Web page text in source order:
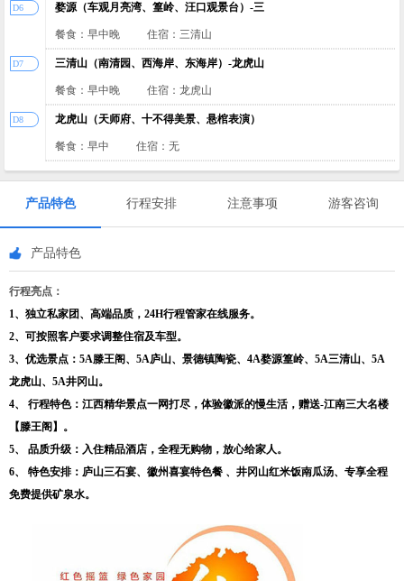
婺源（车观月亮湾、篁岭、汪口观景台）-三
餐食：早中晚 住宿：三清山
D6
三清山（南清园、西海岸、东海岸）-龙虎山
餐食：早中晚 住宿：龙虎山
D7
龙虎山（天师府、十不得美景、悬棺表演）
餐食：早中 住宿：无
D8
产品特色 行程安排 注意事项 游客咨询
产品特色
行程亮点：
1、独立私家团、高端品质，24H行程管家在线服务。
2、可按照客户要求调整住宿及车型。
3、优选景点：5A滕王阁、5A庐山、景德镇陶瓷、4A婺源篁岭、5A三清山、5A
龙虎山、5A井冈山。
4、 行程特色：江西精华景点一网打尽，体验徽派的慢生活，赠送-江南三大名楼
【滕王阁】。
5、 品质升级：入住精品酒店，全程无购物，放心给家人。
6、 特色安排：庐山三石宴、徽州喜宴特色餐 、井冈山红米饭南瓜汤、专享全程
免费提供矿泉水。